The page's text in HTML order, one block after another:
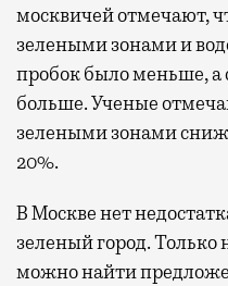
москвичей отмечают,
зелеными зонами и
пробок было меньше, а
больше. Ученые
зелеными зонами
20%.
В Москве нет
зеленый город. Только
можно найти